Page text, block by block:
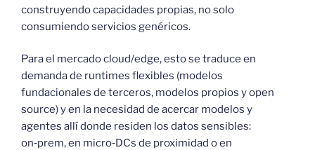
construyendo capacidades propias, no solo
consumiendo servicios genéricos.
Para el mercado cloud/edge, esto se traduce en
demanda de runtimes flexibles (modelos
fundacionales de terceros, modelos propios y open
source) y en la necesidad de acercar modelos y
agentes allí donde residen los datos sensibles:
on‑prem, en micro‑DCs de proximidad o en